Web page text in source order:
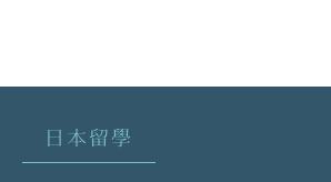
日本留學